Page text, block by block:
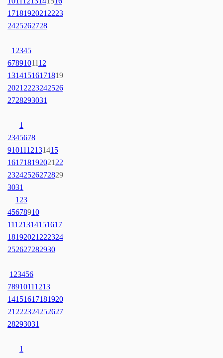
17181920212223
2425262728
12345
6789101112
13141516171819
20212223242526
2728293031
1
2345678
9101112131415
16171819202122
23242526272829
3031
123
45678910
11121314151617
18192021222324
252627282930
123456
78910111213
14151617181920
21222324252627
28293031
1